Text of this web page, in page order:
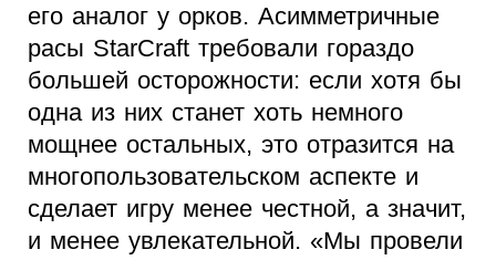
его аналог у орков. Асимметричные
расы StarCraft требовали гораздо
большей осторожности: если хотя бы
одна из них станет хоть немного
мощнее остальных, это отразится на
многопользовательском аспекте и
сделает игру менее честной, а значит,
и менее увлекательной. «Мы провели